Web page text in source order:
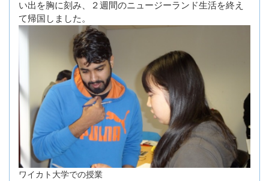
い出を胸に刻み、２週間のニュージーランド生活を終え
て帰国しました。
ワイカト大学での授業